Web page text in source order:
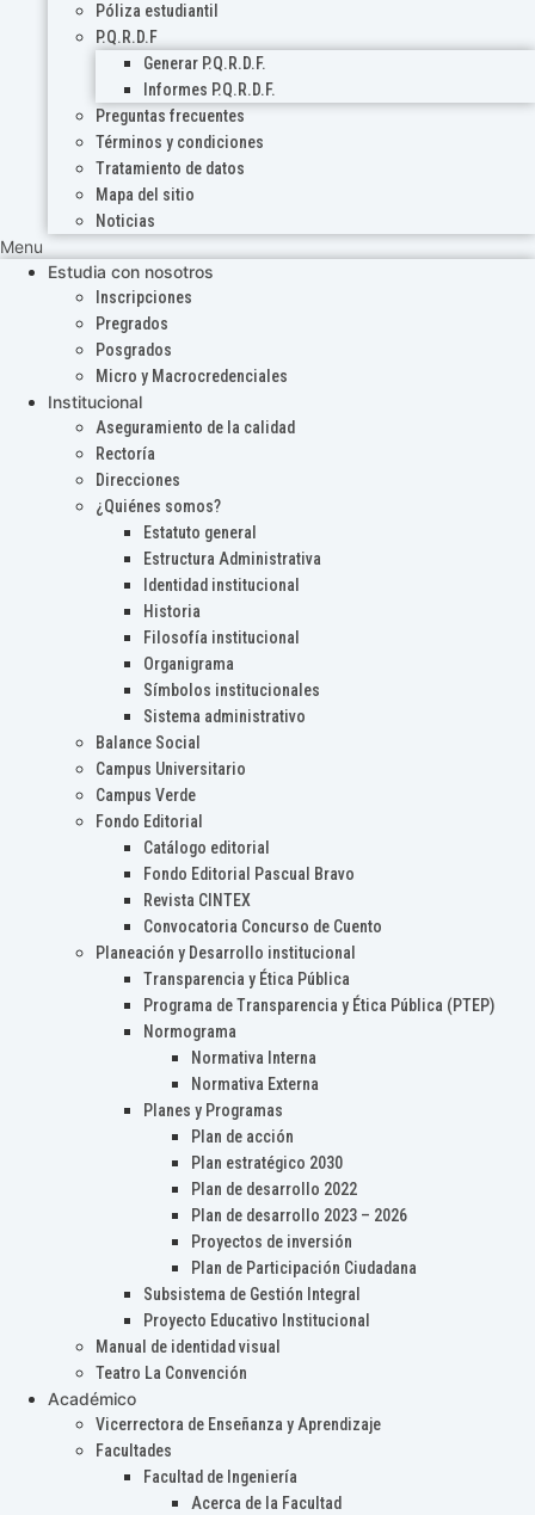
Póliza estudiantil
P.Q.R.D.F
Generar P.Q.R.D.F.
Informes P.Q.R.D.F.
Preguntas frecuentes
Términos y condiciones
Tratamiento de datos
Mapa del sitio
Noticias
Menu
Estudia con nosotros
Inscripciones
Pregrados
Posgrados
Micro y Macrocredenciales
Institucional
Aseguramiento de la calidad
Rectoría
Direcciones
¿Quiénes somos?
Estatuto general
Estructura Administrativa
Identidad institucional
Historia
Filosofía institucional
Organigrama
Símbolos institucionales
Sistema administrativo
Balance Social
Campus Universitario
Campus Verde
Fondo Editorial
Catálogo editorial
Fondo Editorial Pascual Bravo
Revista CINTEX
Convocatoria Concurso de Cuento
Planeación y Desarrollo institucional
Transparencia y Ética Pública
Programa de Transparencia y Ética Pública (PTEP)
Normograma
Normativa Interna
Normativa Externa
Planes y Programas
Plan de acción
Plan estratégico 2030
Plan de desarrollo 2022
Plan de desarrollo 2023 – 2026
Proyectos de inversión
Plan de Participación Ciudadana
Subsistema de Gestión Integral
Proyecto Educativo Institucional
Manual de identidad visual
Teatro La Convención
Académico
Vicerrectora de Enseñanza y Aprendizaje
Facultades
Facultad de Ingeniería
Acerca de la Facultad